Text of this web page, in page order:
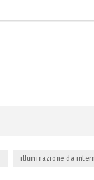
illuminazione da